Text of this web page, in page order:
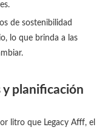
de sostenibilidad
lo que brinda a las
y planificación
litro que Legacy Afff, el